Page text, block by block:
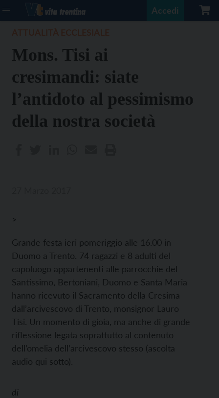
Accedi
Mons. Tisi ai
cresimandi: siate
l’antidoto al pessimismo
della nostra società
>
Grande festa ieri pomeriggio alle 16.00 in
Duomo a Trento. 74 ragazzi e 8 adulti del
capoluogo appartenenti alle parrocchie del
Santissimo, Bertoniani, Duomo e Santa Maria
hanno ricevuto il Sacramento della Cresima
dall’arcivescovo di Trento, monsignor Lauro
Tisi. Un momento di gioia, ma anche di grande
riflessione legata soprattutto al contenuto
dell’omelia dell’arcivescovo stesso (ascolta
audio qui sotto).
di